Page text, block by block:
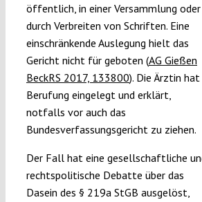
öffentlich, in einer Versammlung oder
durch Verbreiten von Schriften. Eine
einschränkende Auslegung hielt das
Gericht nicht für geboten (AG Gießen
BeckRS 2017, 133800). Die Ärztin hat
Berufung eingelegt und erklärt,
notfalls vor auch das
Bundesverfassungsgericht zu ziehen.
Der Fall hat eine gesellschaftliche
rechtspolitische Debatte über das
Dasein des § 219a StGB ausgelöst,